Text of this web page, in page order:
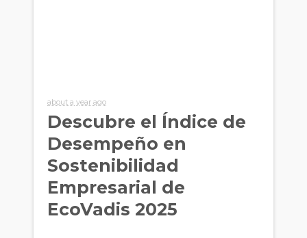
about a year ago
Descubre el Índice de
Desempeño en
Sostenibilidad
Empresarial de
EcoVadis 2025